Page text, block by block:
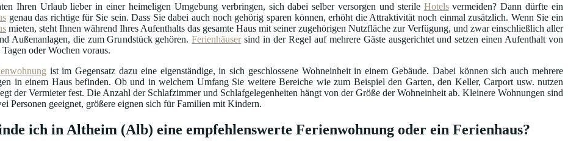
Ihren Urlaub lieber in einer heimeligen Umgebung verbringen, sich dabei selber versorgen und sterile Hotelsvermeiden? Dann dürfte ein
genau das richtige für Sie sein. Dass Sie dabei auch noch gehörig sparen können, erhöht die Attraktivität noch einmal zusätzlich. Wenn Sie ein
mieten, steht Ihnen während Ihres Aufenthalts das gesamte Haus mit seiner zugehörigen Nutzfläche zur Verfügung, und zwar einschließlich aller
Außenanlagen, die zum Grundstück gehören.Ferienhäusersind in der Regel auf mehrere Gäste ausgerichtet und setzen einen Aufenthalt von
Tagen oder Wochen voraus.
ist im Gegensatz dazu eine eigenständige, in sich geschlossene Wohneinheit in einem Gebäude. Dabei können sich auch mehrere
in einem Haus befinden. Ob und in welchem Umfang Sie weitere Bereiche wie zum Beispiel den Garten, den Keller, Carport usw. nutzen
der Vermieter fest. Die Anzahl der Schlafzimmer und Schlafgelegenheiten hängt von der Größe der Wohneinheit ab. Kleinere Wohnungen sind
Personen geeignet, größere eignen sich für Familien mit Kindern.
ich in Altheim (Alb) eine empfehlenswerte Ferienwohnung oder ein Ferienhaus?